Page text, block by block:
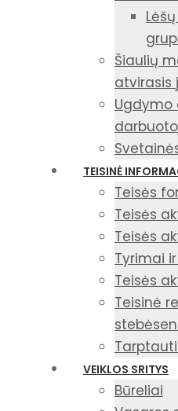
Šiaulių
atvirasis
Ugdymo
TEISINĖ
Teisės
Teisės
Teisės
Tyrimai
Teisės
Teisinė
VEIKLOS SRITYS
Būreliai